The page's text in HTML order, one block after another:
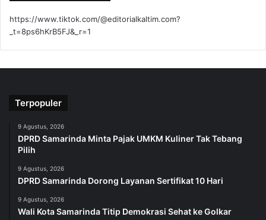
https://www.tiktok.com/@editorialkaltim.com?
_t=8ps6hKrB5FJ&_r=1
Terpopuler
9 Agustus, 2026
DPRD Samarinda Minta Pajak UMKM Kuliner Tak Tebang
Pilih
9 Agustus, 2026
DPRD Samarinda Dorong Layanan Sertifikat 10 Hari
9 Agustus, 2026
Wali Kota Samarinda Titip Demokrasi Sehat ke Golkar